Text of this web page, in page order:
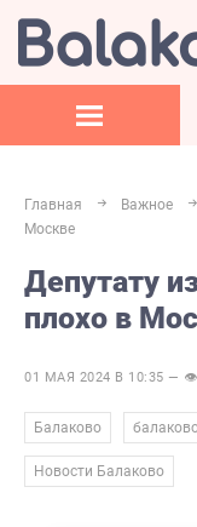
Главная Важное
Москве
Депутату
плохо в
01 МАЯ 2024 В 10:35 —
Балаково
Новости Балаково